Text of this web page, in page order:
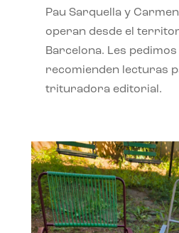
Pau Sarquella y
operan desde el
Barcelona. Les
recomienden lecturas
trituradora editorial.